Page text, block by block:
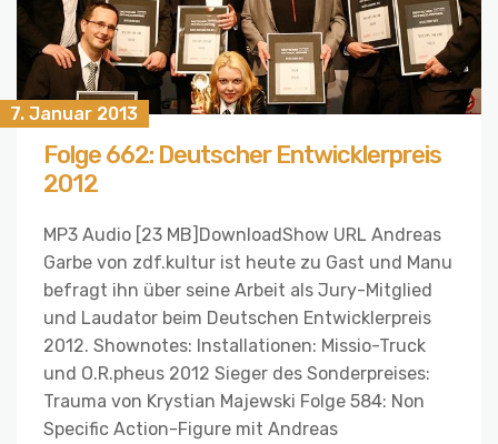
7. Januar 2013
Folge 662: Deutscher Entwicklerpreis
2012
MP3 Audio [23 MB]DownloadShow URL Andreas
Garbe von zdf.kultur ist heute zu Gast und Manu
befragt ihn über seine Arbeit als Jury-Mitglied
und Laudator beim Deutschen Entwicklerpreis
2012. Shownotes: Installationen: Missio-Truck
und O.R.pheus 2012 Sieger des Sonderpreises:
Trauma von Krystian Majewski Folge 584: Non
Specific Action-Figure mit Andreas